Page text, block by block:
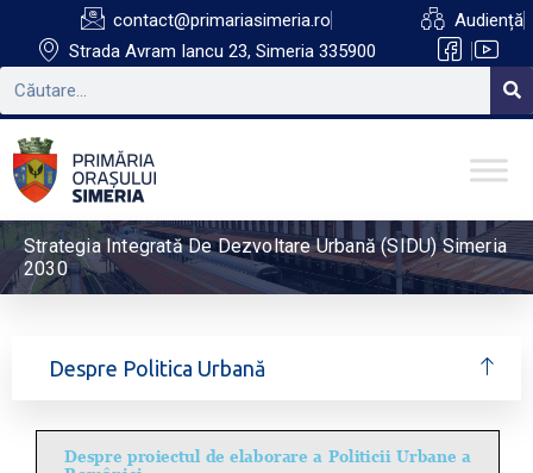
contact@primariasimeria.ro
Strada Avram Iancu 23, Simeria 335900
Audiență
Strategia Integrată De Dezvoltare Urbană (SIDU) Simeria
2030
Despre Politica Urbană